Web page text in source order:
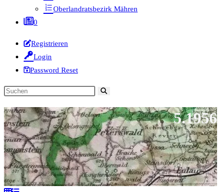
Oberlandratsbezirk Mähren
0
Registrieren
Login
Password Reset
Diese
durchsuchen
5.1956